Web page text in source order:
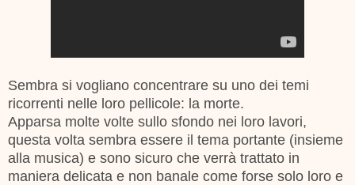
Sembra si vogliano concentrare su uno dei temi
ricorrenti nelle loro pellicole: la morte.
Apparsa molte volte sullo sfondo nei loro lavori,
questa volta sembra essere il tema portante (insieme
alla musica) e sono sicuro che verrà trattato in
maniera delicata e non banale come forse solo loro e